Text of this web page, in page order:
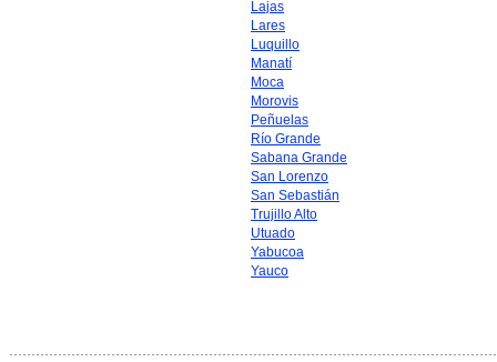
Lajas
Lares
Luquillo
Manatí
Moca
Morovis
Peñuelas
Río Grande
Sabana Grande
San Lorenzo
San Sebastián
Trujillo Alto
Utuado
Yabucoa
Yauco